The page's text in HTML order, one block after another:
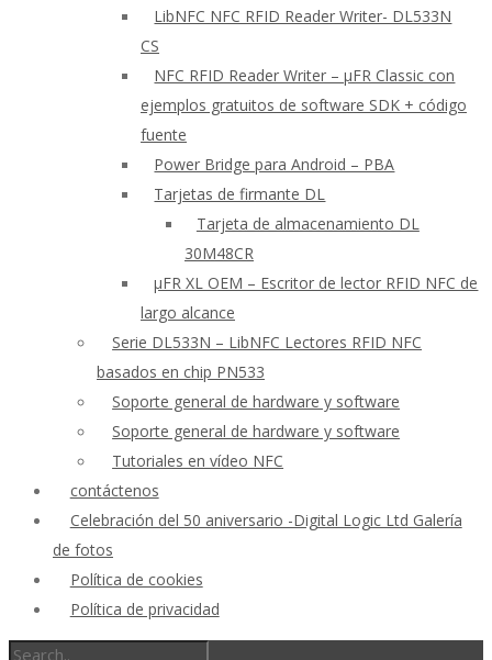
LibNFC NFC RFID Reader Writer- DL533N
CS
NFC RFID Reader Writer – μFR Classic con
ejemplos gratuitos de software SDK + código
fuente
Power Bridge para Android – PBA
Tarjetas de firmante DL
Tarjeta de almacenamiento DL
30M48CR
μFR XL OEM – Escritor de lector RFID NFC de
largo alcance
Serie DL533N – LibNFC Lectores RFID NFC
basados en chip PN533
Soporte general de hardware y software
Soporte general de hardware y software
Tutoriales en vídeo NFC
contáctenos
Celebración del 50 aniversario -Digital Logic Ltd Galería
de fotos
Política de cookies
Política de privacidad